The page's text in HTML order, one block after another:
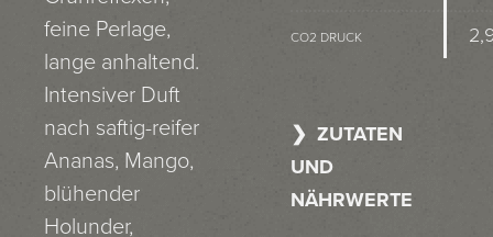
feine Perlage,
lange anhaltend.
Intensiver Duft
nach saftig-reifer
Ananas, Mango,
blühender
Holunder,
CO2 DRUCK
ZUTATEN
UND
NÄHRWERTE